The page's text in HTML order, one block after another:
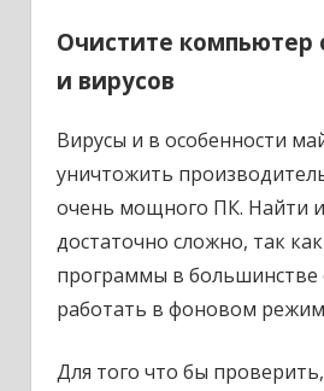
Очистите компьютер
и вирусов
Вирусы и в особенности
уничтожить
очень мощного ПК. Найти
достаточно сложно, так
программы в большинстве
работать в фоновом
Для того что бы